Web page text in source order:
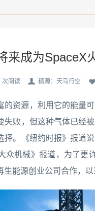
来成为SpaceX
次阅读 稿源：天马行空
的资源，利用它的能量
失败，但这种气体已经
择。《纽约时报》报道
众机械》报道，为了更
能源创业公司合作，以